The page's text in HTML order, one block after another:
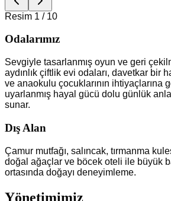
Resim 1 / 10
Odalarımız
Sevgiyle tasarlanmış oyun ve geri
aydınlık çiftlik evi odaları, davetkar bir
ve anaokulu çocuklarının ihtiyaçlarına
uyarlanmış hayal gücü dolu günlük
sunar.
Dış Alan
Çamur mutfağı, salıncak, tırmanma
doğal ağaçlar ve böcek oteli ile büyük
ortasında doğayı deneyimleme.
Yönetimimiz